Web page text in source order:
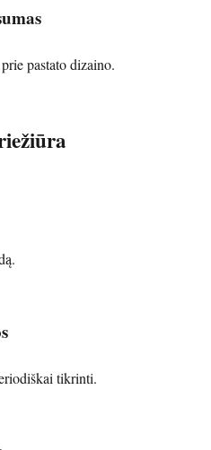
pastato dizaino.
tikrinti.